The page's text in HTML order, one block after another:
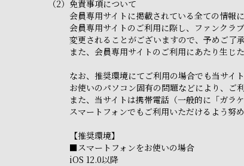
（2） 免責事項について
会員専用サイトに掲載されている全ての情報
会員専用サイトのご利用に際し、ファンクラ
変更されることがございますので、予めご了承
また、会員専用サイトのご利用にあたり生じ
なお、推奨環境にてご利用の場合でも当サイ
お使いのパソコン固有の問題などにより、ご
また、当サイトは携帯電話（一般的に「ガラ
スマートフォンでもご利用いただけるよう努
【推奨環境】
■スマートフォンをお使いの場合
iOS 12.0以降